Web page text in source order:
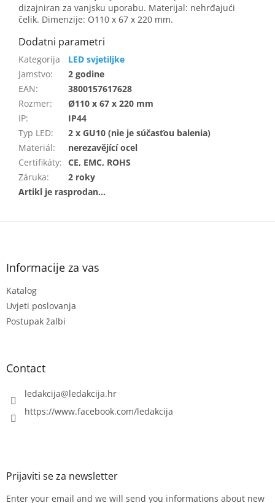
dizajniran za vanjsku uporabu. Materijal: nehrđajući
čelik. Dimenzije: O110 x 67 x 220 mm.
LED svjetiljke
Jamstvo:
2 godine
EAN:
3800157617628
Rozmer:
Ø110 x 67 x 220 mm
IP:
IP44
Typ LED:
2 x GU10 (nie je súčasťou balenia)
Materiál:
nerezavějící ocel
Certifikáty: CE, EMC, ROHS
Záruka: 2 roky
F
Informacije za vas
Katalog
Uvjeti poslovanja
Postupak žalbi
Contact
ledakcija@ledakcija.hr
https://www.facebook.com/ledakcija
Enter your email and we will send you informations about new